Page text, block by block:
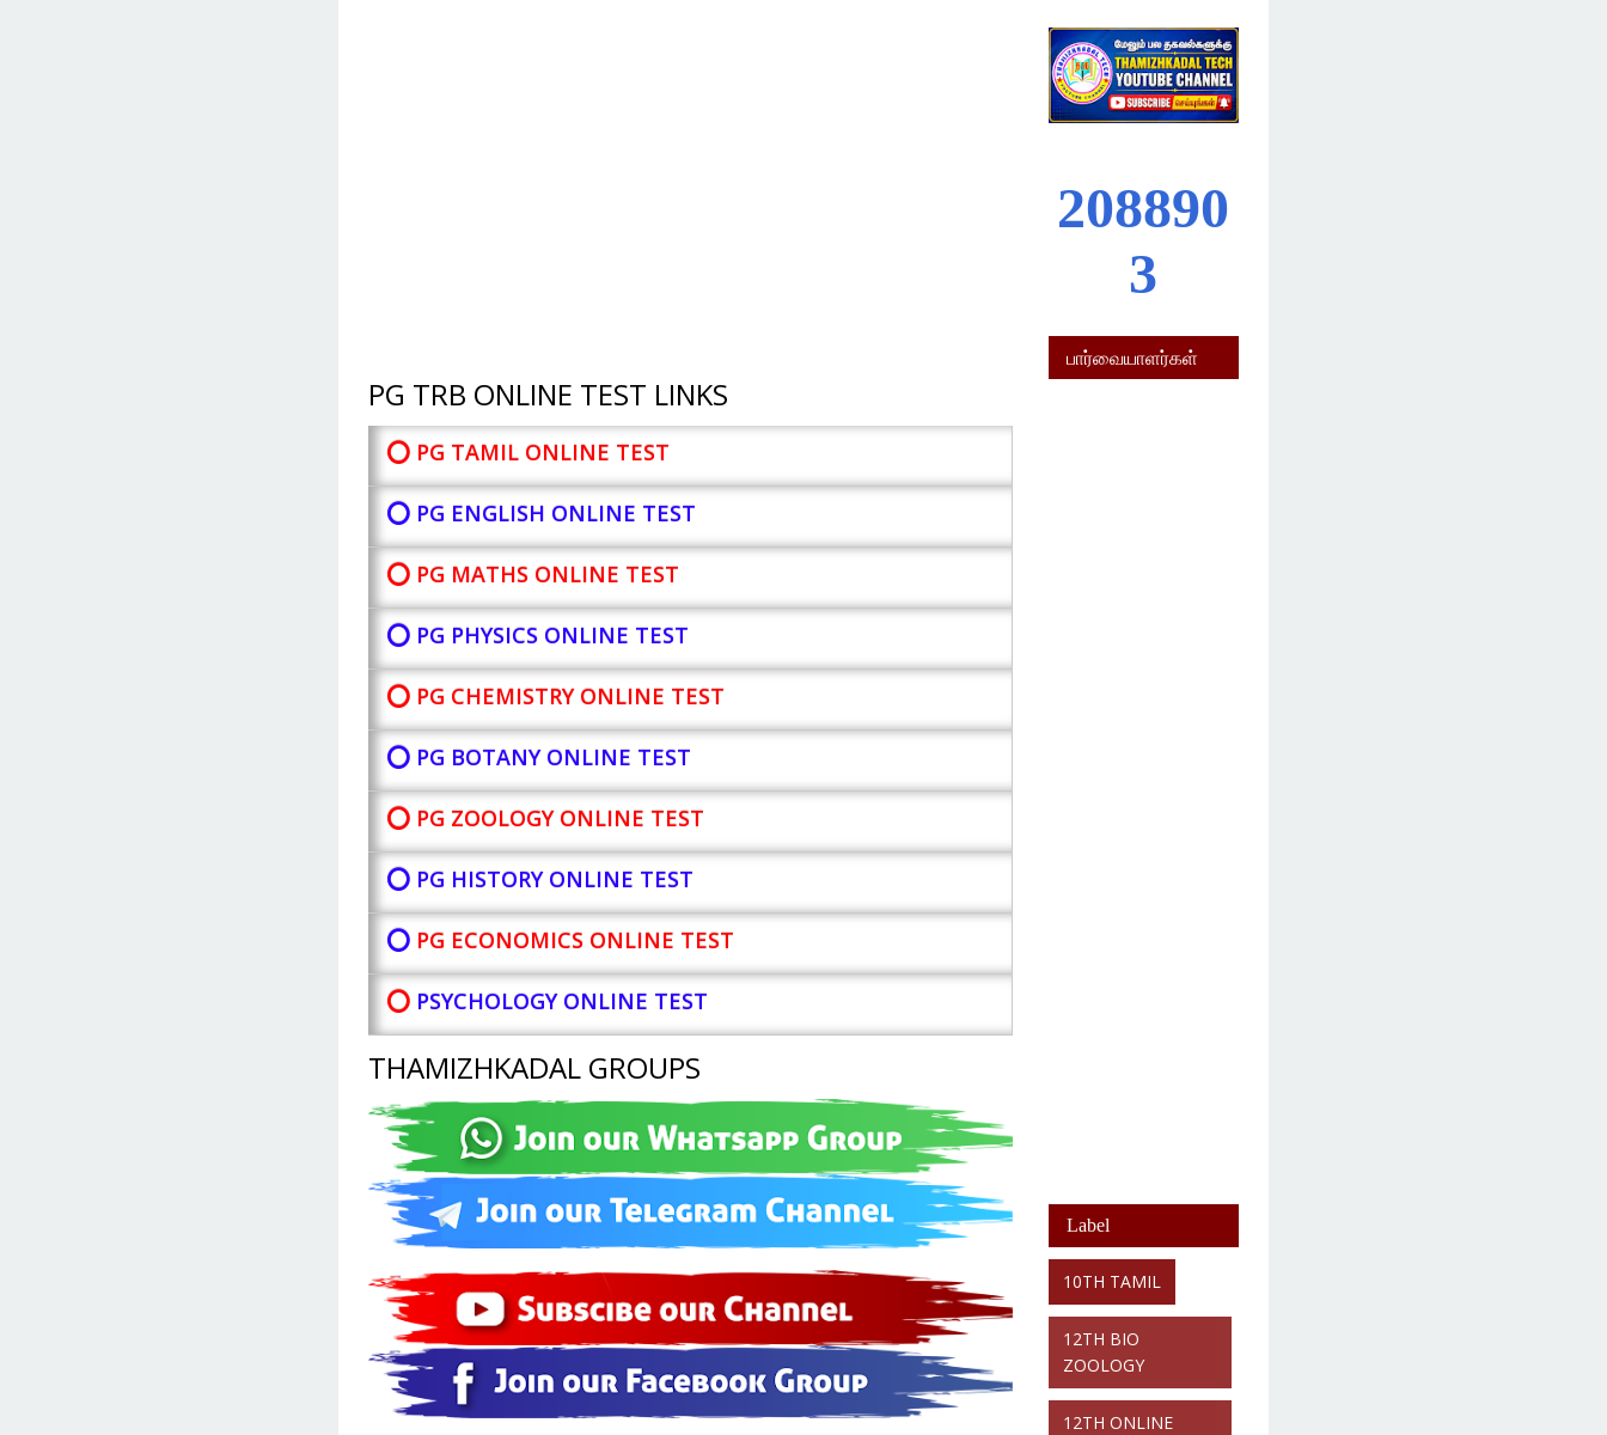
PG TRB ONLINE TEST LINKS
⭕ PG TAMIL ONLINE TEST
⭕ PG ENGLISH ONLINE TEST
⭕ PG MATHS ONLINE TEST
⭕ PG PHYSICS ONLINE TEST
⭕ PG CHEMISTRY ONLINE TEST
⭕ PG BOTANYONLINE TEST
⭕ PG ZOOLOGY ONLINE TEST
⭕ PG HISTORY ONLINE TEST
⭕ PG ECONOMICS ONLINE TEST
⭕ PSYCHOLOGY ONLINE TEST
THAMIZHKADAL GROUPS
208890
3
பார்வையாளர்கள்
Label
10TH TAMIL
12TH BIO
ZOOLOGY
12TH ONLINE